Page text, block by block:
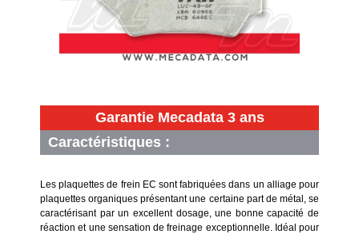
Caractéristiques :
Garantie Mecadata 3 ans
Les plaquettes de frein EC sont fabriquées dans un alliage pour
plaquettes organiques présentant une certaine part de métal, se
caractérisant par un excellent dosage, une bonne capacité de
réaction et une sensation de freinage exceptionnelle. Idéal pour